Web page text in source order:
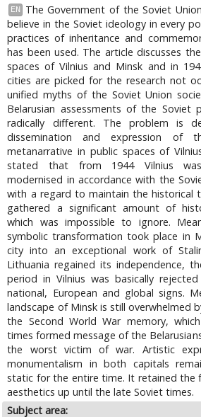
EN
The Government of the Soviet
believe in the Soviet ideology in every
practices of inheritance and
has been used. The article discusses
spaces of Vilnius and Minsk and in
cities are picked for the research not
unified myths of the Soviet Union
Belarusian assessments of the Soviet
radically different. The problem is
dissemination and expression of
metanarrative in public spaces of
stated that from 1944 Vilnius was
modernised in accordance with the
with a regard to maintain the historical
gathered a significant amount of
which was impossible to ignore.
symbolic transformation took place in
city into an exceptional work of
Lithuania regained its independence,
period in Vilnius was basically
national, European and global signs.
landscape of Minsk is still overwhelmed
the Second World War memory,
times formed message of the
the worst victim of war. Artistic
monumentalism in both capitals
static for the entire time. It retained the
aesthetics up until the late Soviet times.
Subject area: